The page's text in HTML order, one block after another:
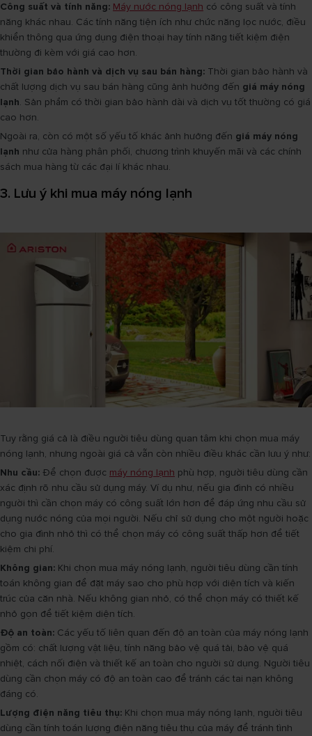
Công suất và tính năng: Máy nước nóng lạnh có công suất và tính
năng khác nhau. Các tính năng tiện ích như chức năng lọc nước, điều
khiển thông qua ứng dụng điện thoại hay tính năng tiết kiệm điện
thường đi kèm với giá cao hơn.
Thời gian bảo hành và dịch vụ sau bán hàng: Thời gian bảo hành và
chất lượng dịch vụ sau bán hàng cũng ảnh hưởng đến giá máy nóng
lạnh. Sản phẩm có thời gian bảo hành dài và dịch vụ tốt thường có giá
cao hơn.
Ngoài ra, còn có một số yếu tố khác ảnh hưởng đến giá máy nóng
lạnh như cửa hàng phân phối, chương trình khuyến mãi và các chính
sách mua hàng từ các đại lí khác nhau.
3. Lưu ý khi mua máy nóng lạnh
Tuy rằng giá cả là điều người tiêu dùng quan tâm khi chọn mua máy
nóng lạnh, nhưng ngoài giá cả vẫn còn nhiều điều khác cần lưu ý như:
Nhu cầu: Để chọn được máy nóng lạnh phù hợp, người tiêu dùng cần
xác định rõ nhu cầu sử dụng máy. Ví dụ như, nếu gia đình có nhiều
người thì cần chọn máy có công suất lớn hơn để đáp ứng nhu cầu sử
dụng nước nóng của mọi người. Nếu chỉ sử dụng cho một người hoặc
cho gia đình nhỏ thì có thể chọn máy có công suất thấp hơn để tiết
kiệm chi phí.
Không gian: Khi chọn mua máy nóng lạnh, người tiêu dùng cần tính
toán không gian để đặt máy sao cho phù hợp với diện tích và kiến
trúc của căn nhà. Nếu không gian nhỏ, có thể chọn máy có thiết kế
nhỏ gọn để tiết kiệm diện tích.
Độ an toàn: Các yếu tố liên quan đến độ an toàn của máy nóng lạnh
gồm có: chất lượng vật liệu, tính năng bảo vệ quá tải, bảo vệ quá
nhiệt, cách nối điện và thiết kế an toàn cho người sử dụng. Người tiêu
dùng cần chọn máy có độ an toàn cao để tránh các tai nạn không
đáng có.
Lượng điện năng tiêu thụ: Khi chọn mua máy nóng lạnh, người tiêu
dùng cần tính toán lượng điện năng tiêu thụ của máy để tránh tình